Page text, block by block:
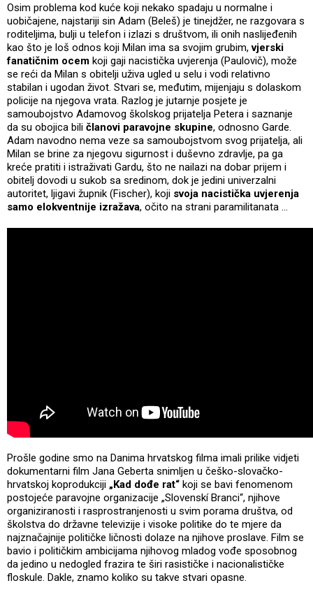
Osim problema kod kuće koji nekako spadaju u normalne i
uobičajene, najstariji sin Adam (Beleš) je tinejdžer, ne razgovara s
roditeljima, bulji u telefon i izlazi s društvom, ili onih naslijeđenih
kao što je loš odnos koji Milan ima sa svojim grubim,vjerski
fanatičnim ocem koji gaji nacistička uvjerenja (Paulovič), može
se reći da Milan s obitelji uživa ugled u selu i vodi relativno
stabilan i ugodan život. Stvari se, međutim, mijenjaju s dolaskom
policije na njegova vrata. Razlog je jutarnje posjete je
samoubojstvo Adamovog školskog prijatelja Petera i saznanje
da su obojica bili članovi paravojne skupine, odnosno Garde.
Adam navodno nema veze sa samoubojstvom svog prijatelja, ali
Milan se brine za njegovu sigurnost i duševno zdravlje, pa ga
kreće pratiti i istraživati Gardu, što ne nailazi na dobar prijem i
obitelj dovodi u sukob sa sredinom, dok je jedini univerzalni
autoritet, ljigavi župnik (Fischer), koji svoja nacistička uvjerenja
samo elokventnije izražava, očito na strani paramilitanata ...
Prošle godine smo na Danima hrvatskog filma imali prilike vidjeti
dokumentarni film Jana Geberta snimljen u češko-slovačko-
hrvatskoj koprodukciji „Kad dođe rat“ koji se bavi fenomenom
postojeće paravojne organizacije „Slovenskí Branci“, njihove
organiziranosti i rasprostranjenosti u svim porama društva, od
školstva do državne televizije i visoke politike do te mjere da
najznačajnije političke ličnosti dolaze na njihove proslave. Film se
bavio i političkim ambicijama njihovog mladog vođe sposobnog
da jedino u nedogled frazira te širi rasističke i nacionalističke
floskule. Dakle, znamo koliko su takve stvari opasne.